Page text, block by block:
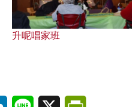
升呢唱家班
LinkedInLine X